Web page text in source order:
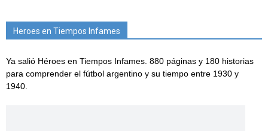
Heroes en Tiempos Infames
Ya salió Héroes en Tiempos Infames. 880 páginas y 180 historias
para comprender el fútbol argentino y su tiempo entre 1930 y
1940.